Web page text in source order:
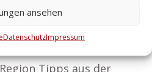
ansehen
DatenschutzImpressum
Mit unseren
und Ihre Werte erhalten.
Tipps aus der